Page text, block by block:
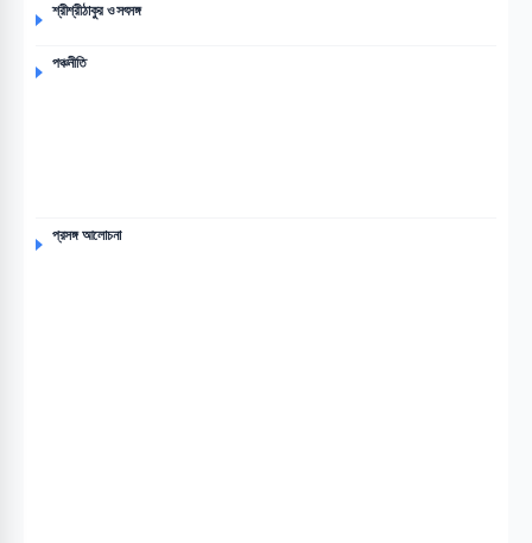
শ্রীশ্রীঠাকুর ও সৎসঙ্গ
পঞ্চনীতি
প্রসঙ্গ আলোচনা